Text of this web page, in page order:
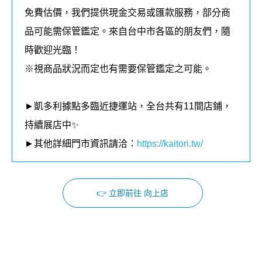
免費估價，我們提供現金交易或匯款服務，部分商
品可能需保管鑑定。來自台中市各區的朋友們，隨
時歡迎光臨！
※視商品狀況而定也有需要保管鑑定之可能。
►凱多利據點多臨近捷運站，全台共有11間店鋪，
持續展店中✨
►其他詳細門市資訊請洽： https://kaitori.tw/
👉 立即前往 向上店